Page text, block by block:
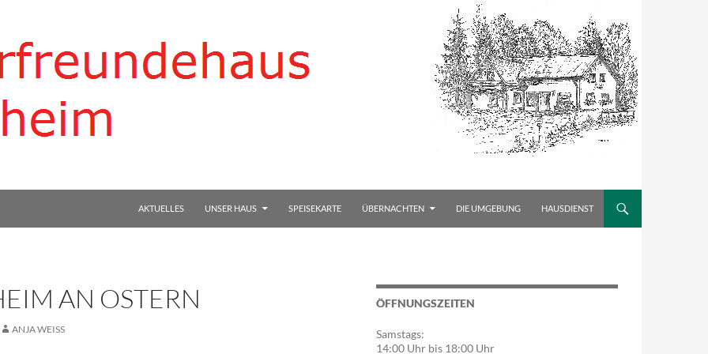
AKTUELLES UNSER HAUS SPEISEKARTE ÜBERNACHTEN DIE UMGEBUNG HAUSDIENST
AN OSTERN
ANJA WEISS
ÖFFNUNGSZEITEN
Samstags:
14:00 Uhr bis 18:00 Uhr